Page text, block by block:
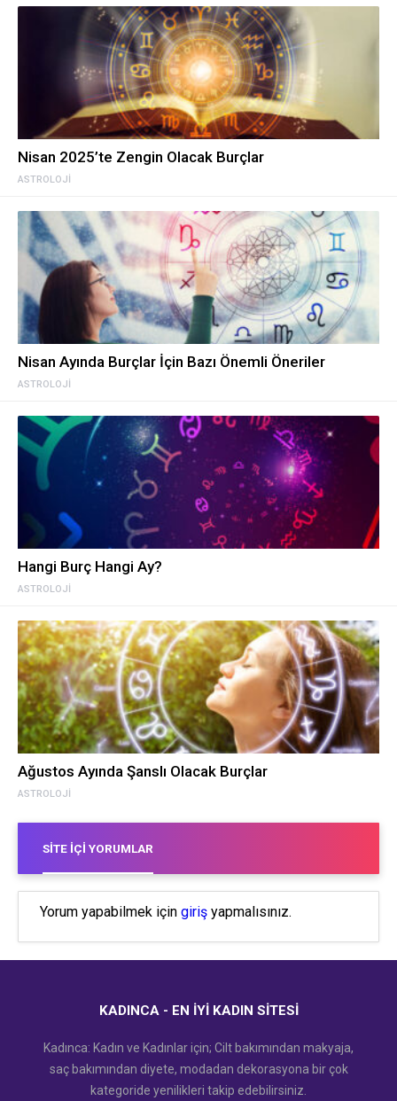
ASTROLOJI
Nisan 2025’te Zengin Olacak Burçlar
ASTROLOJI
Nisan Ayında Burçlar İçin Bazı Önemli Öneriler
ASTROLOJI
Hangi Burç Hangi Ay?
ASTROLOJI
Ağustos Ayında Şanslı Olacak Burçlar
SITE İÇI YORUMLAR
Yorum yapabilmek için giriş yapmalısınız.
KADINCA - EN İYI KADIN SITESI
Kadınca: Kadın ve Kadınlar için; Cilt bakımından makyaja,
saç bakımından diyete, modadan dekorasyona bir çok
kategoride yenilikleri takip edebilirsiniz.